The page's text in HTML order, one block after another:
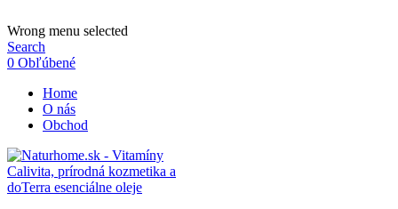
Wrong menu selected
Search
0 Obľúbené
Home
O nás
Obchod